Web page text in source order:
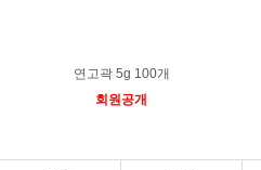
연고곽 5g 100개
회원공개